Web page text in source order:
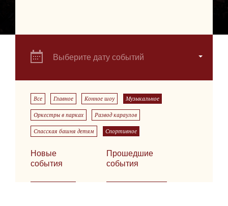
Выберите дату событий
Все Главное Конное шоу Музыкальное
Оркестры в парках Развод караулов
Спасская башня детям Спортивное
Новые
события
Прошедшие
события